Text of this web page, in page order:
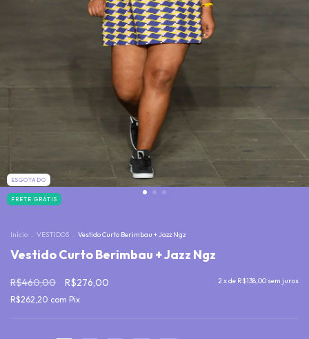
ESGOTADO
FRETE GRÁTIS
Início . VESTIDOS . Vestido Curto Berimbau + Jazz Ngz
Vestido Curto Berimbau + Jazz Ngz
R$460,00 R$276,00 2 x de R$138,00 sem juros
R$262,20 com Pix